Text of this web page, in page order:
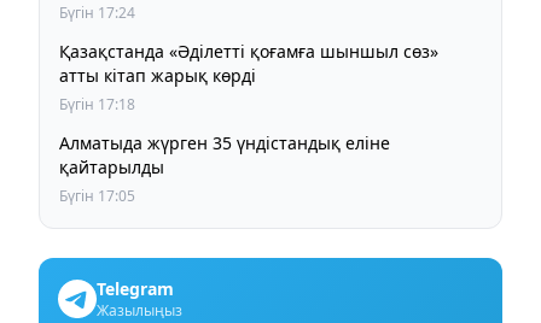
Бүгін 17:24
Қазақстанда «Әділетті қоғамға шыншыл сөз»
атты кітап жарық көрді
Бүгін 17:18
Алматыда жүрген 35 үндістандық еліне
қайтарылды
Бүгін 17:05
Telegram
Жазылыңыз